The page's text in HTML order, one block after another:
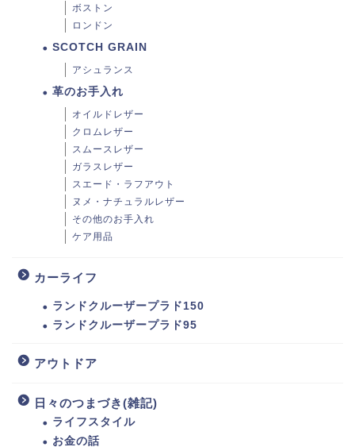
ボストン
ロンドン
SCOTCH GRAIN
アシュランス
革のお手入れ
オイルドレザー
クロムレザー
スムースレザー
ガラスレザー
スエード・ラフアウト
ヌメ・ナチュラルレザー
その他のお手入れ
ケア用品
カーライフ
ランドクルーザープラド150
ランドクルーザープラド95
アウトドア
日々のつまづき(雑記)
ライフスタイル
お金の話